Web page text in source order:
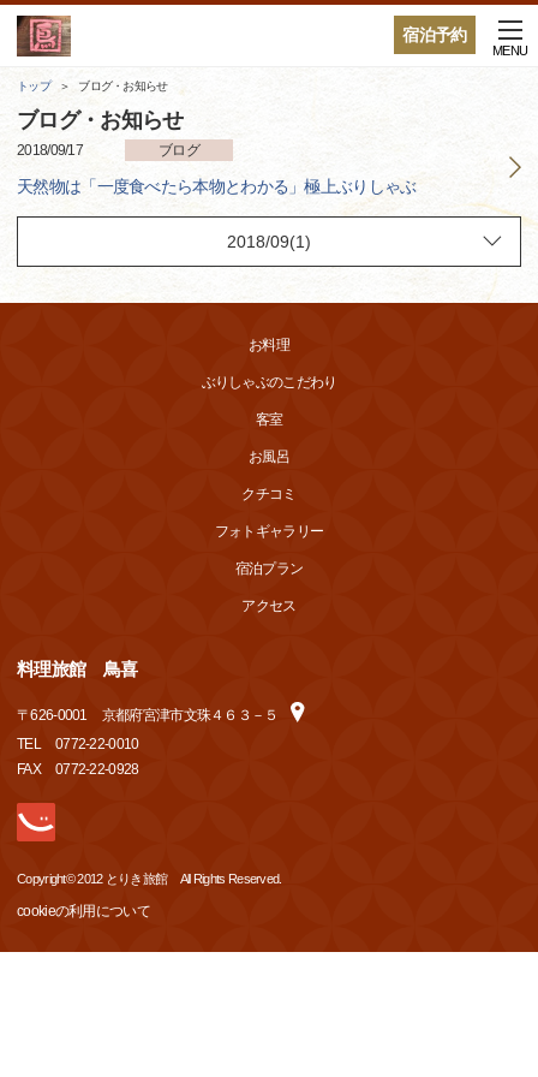
宿泊予約
MENU
トップ ブログ・お知らせ
ブログ・お知らせ
2018/09/17 ブログ
天然物は「一度食べたら本物とわかる」極上ぶりしゃぶ
お料理
ぶりしゃぶのこだわり
客室
お風呂
クチコミ
フォトギャラリー
宿泊プラン
アクセス
料理旅館 鳥喜
〒626-0001
京都府宮津市文珠４６３－５
TEL
0772-22-0010
FAX
0772-22-0928
Copyright© 2012 とりき旅館 All Rights Reserved.
cookieの利用について